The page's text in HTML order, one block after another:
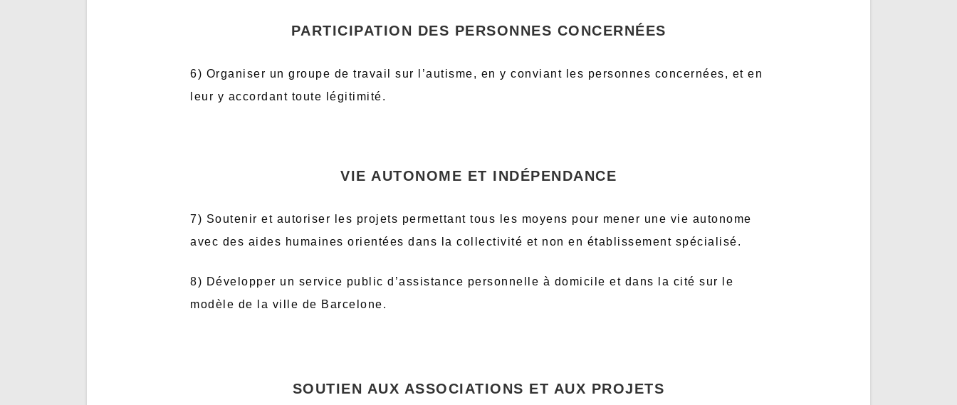
PARTICIPATION DES PERSONNES CONCERNÉES
6) Organiser un groupe de travail sur l’autisme, en y conviant les personnes concernées, et en
leur y accordant toute légitimité.
VIE AUTONOME ET INDÉPENDANCE
7) Soutenir et autoriser les projets permettant tous les moyens pour mener une vie autonome
avec des aides humaines orientées dans la collectivité et non en établissement spécialisé.
8) Développer un service public d’assistance personnelle à domicile et dans la cité sur le
modèle de la ville de Barcelone.
SOUTIEN AUX ASSOCIATIONS ET AUX PROJETS